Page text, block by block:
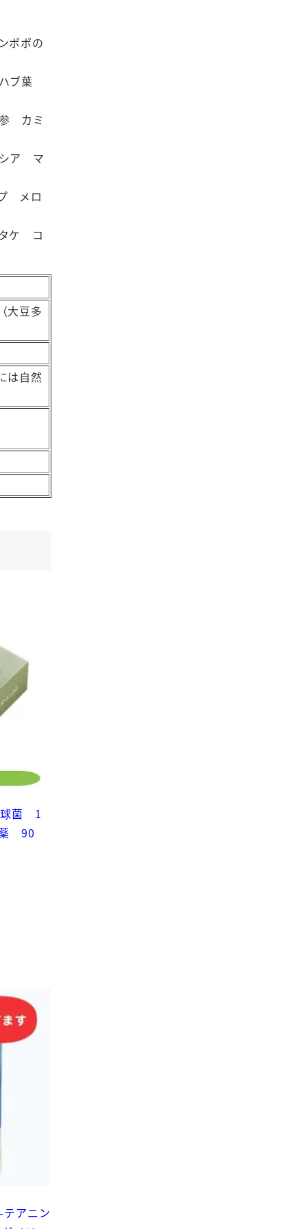
ポの
ブ葉
カミ
ア マ
メロ
ケ コ
豆多
は自然
球菌 1
90
アニン